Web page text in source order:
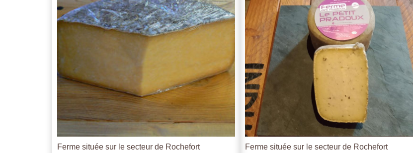
Ferme située sur le secteur de Rochefort
Ferme située sur le secteur de Rochefort